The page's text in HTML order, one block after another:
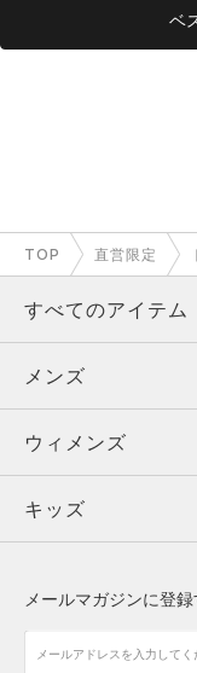
ベ
TOP 直営限定
すべてのアイテム
メンズ
ウィメンズ
キッズ
アクセサリー
メンズ
トップス
ボトムス
アクセサリー
ウィメンズ
トップス
シューズ
キッズ
メールマガジンに登録